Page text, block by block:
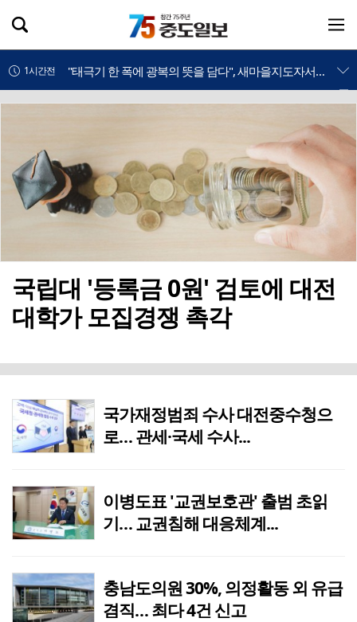
13분전 일본군 위안부 피해 아픔의 역사, 앵글에 생생히
1시간전 "태극기 한 폭에 광복의 뜻을 담다", 새마을지도자서산시협의회, 태극기 달기 캠페인
2시간전 서산시민 하나 되는 '체육 한마당' 열린다, 제16회 시민체육대회 9월 18~19일 개최
2시간전 충주시, '하늘작 충주복숭아' 수도권·충북권 장바구니 공략
2시간전 서산시자원봉사센터, '시민 누구나 참여하는 봉사문화 만든다', 신규 봉사자 모집
2시간전
2분전 신천지자원봉사단 공주지부, 참전유공자에 공주시민 감사편지 전해
10분전
13분전 일본군 위안부 피해 아픔의 역사, 앵글에 생생히
1시간전
1시간전
2시간전
국립대 '등록금 0원' 검토에 대전
대학가 모집경쟁 촉각
국가재정범죄 수사 대전중수청으
로… 관세·국세 수사...
이병도표 '교권보호관' 출범 초읽
기… 교권침해 대응체계...
충남도의원 30%, 의정활동 외 유급
겸직… 최다 4건 신고